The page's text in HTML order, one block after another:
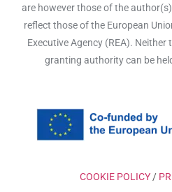
are however those of the
reflect those of the European
Executive Agency (REA). Neither
granting authority can be
COOKIE POLICY /